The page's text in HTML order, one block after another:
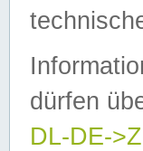
dürfen
DL-DE-